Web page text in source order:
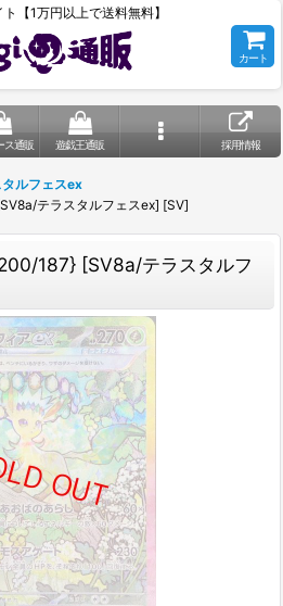
【1万円以上で送料無料】
カート
ス通販 遊戯王通販 採用情報
ルフェスex
テラスタルフェスex] [SV]
187} [SV8a/テラスタルフ